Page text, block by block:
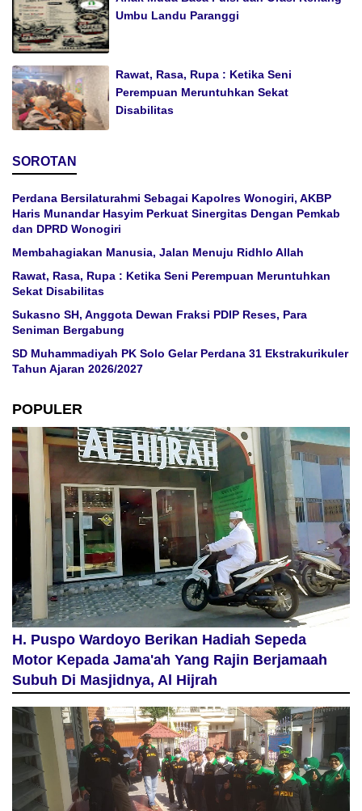
Umbu Landu Paranggi
Rawat, Rasa, Rupa : Ketika Seni
Perempuan Meruntuhkan Sekat
Disabilitas
SOROTAN
Perdana Bersilaturahmi Sebagai Kapolres Wonogiri, AKBP
Haris Munandar Hasyim Perkuat Sinergitas Dengan Pemkab
dan DPRD Wonogiri
Membahagiakan Manusia, Jalan Menuju Ridhlo Allah
Rawat, Rasa, Rupa : Ketika Seni Perempuan Meruntuhkan
Sekat Disabilitas
Sukasno SH, Anggota Dewan Fraksi PDIP Reses, Para
Seniman Bergabung
SD Muhammadiyah PK Solo Gelar Perdana 31 Ekstrakurikuler
Tahun Ajaran 2026/2027
POPULER
H. Puspo Wardoyo Berikan Hadiah Sepeda
Motor Kepada Jama'ah Yang Rajin Berjamaah
Subuh Di Masjidnya, Al Hijrah